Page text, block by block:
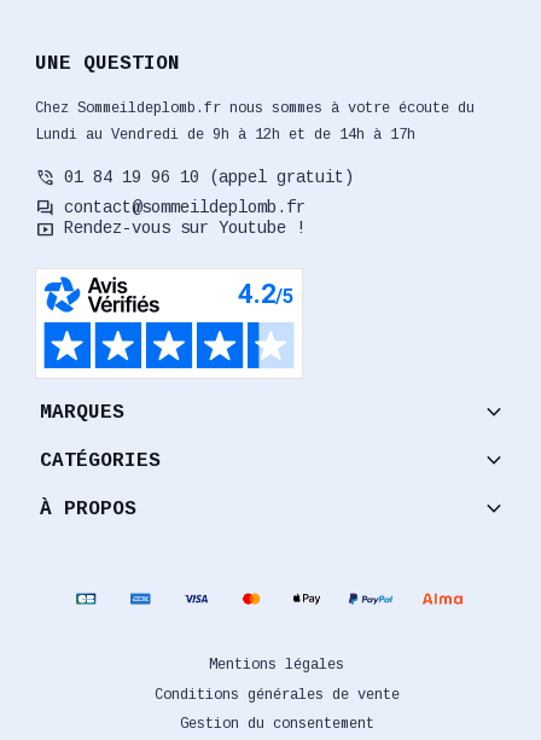
UNE QUESTION
Chez Sommeildeplomb.fr nous sommes à votre écoute du
Lundi au Vendredi de 9h à 12h et de 14h à 17h
phone_in_talk 01 84 19 96 10 (appel gratuit)
forum contact@sommeildeplomb.fr
smart_display Rendez-vous sur Youtube !
MARQUES keyboard_arrow_down
CATÉGORIES keyboard_arrow_down
À PROPOS keyboard_arrow_down
Mentions légales
Conditions générales de vente
Gestion du consentement